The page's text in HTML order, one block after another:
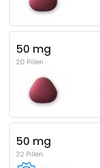
50 mg
20 Pillen
50 mg
32 Pillen